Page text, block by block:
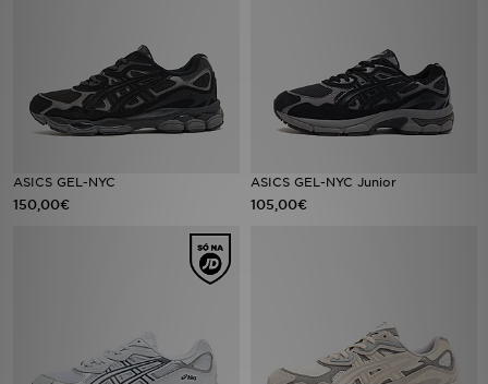
ASICS GEL-NYC
150,00€
ASICS GEL-NYC Junior
105,00€
ATENÇÃO AO CLIENTE
FAZ DOWNLOAD DA APP
FAQs